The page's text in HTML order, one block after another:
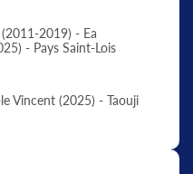
2019) - Ea
- Pays Saint-Lois
Vincent (2025) - Taouji